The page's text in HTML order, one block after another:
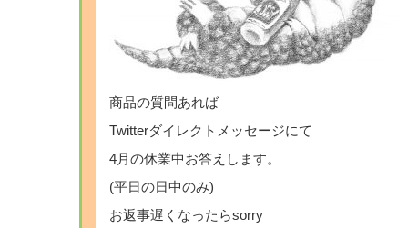
商品の質問あれば
Twitterダイレクトメッセージにて
4月の休業中お答えします。
(平日の日中のみ)
お返事遅くなったらsorry